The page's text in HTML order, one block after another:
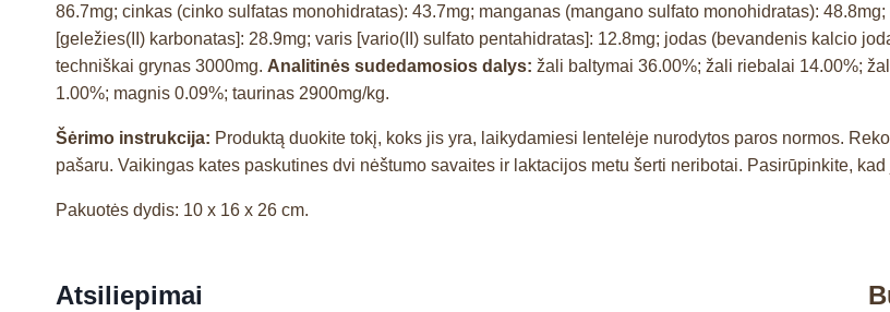
86.7mg; cinkas (cinko sulfatas monohidratas): 43.7mg; manganas (mangano sulfato monohidratas):
[geležies(II) karbonatas]: 28.9mg; varis [vario(II) sulfato pentahidratas]: 12.8mg; jodas (bevandenis kalcio
techniškai grynas 3000mg. Analitinės sudedamosios dalys: žali baltymai 36.00%; žali riebalai 14.00%;
1.00%; magnis 0.09%; taurinas 2900mg/kg.
Šėrimo instrukcija: Produktą duokite tokį, koks jis yra, laikydamiesi lentelėje nurodytos paros normos.
pašaru. Vaikingas kates paskutines dvi nėštumo savaites ir laktacijos metu šerti neribotai. Pasirūpinkite,
Pakuotės dydis: 10 x 16 x 26 cm.
Atsiliepimai